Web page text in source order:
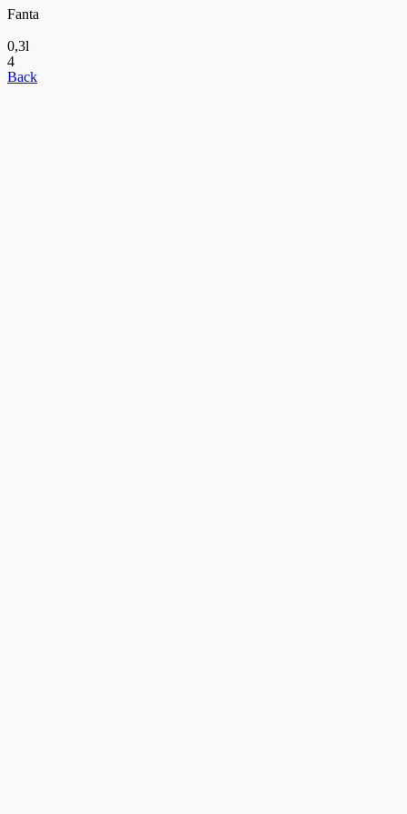
Fanta
0,3l
4
Back